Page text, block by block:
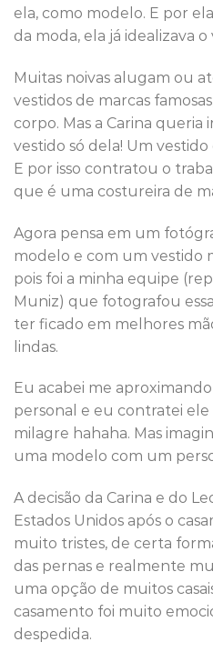
ela, como modelo. E por
da moda, ela já idealizava
Muitas noivas alugam ou
vestidos de marcas
corpo. Mas a Carina
vestido só dela! Um
E por isso contratou o
que é uma costureira de
Agora pensa em um
modelo e com um vestido
pois foi a minha equipe
Muniz) que fotografou
ter ficado em melhores
lindas.
Eu acabei me
personal e eu contratei
milagre hahaha. Mas
uma modelo com um
A decisão da Carina e do
Estados Unidos após o
muito tristes, de certa
das pernas e realmente
uma opção de muitos
casamento foi muito
despedida.